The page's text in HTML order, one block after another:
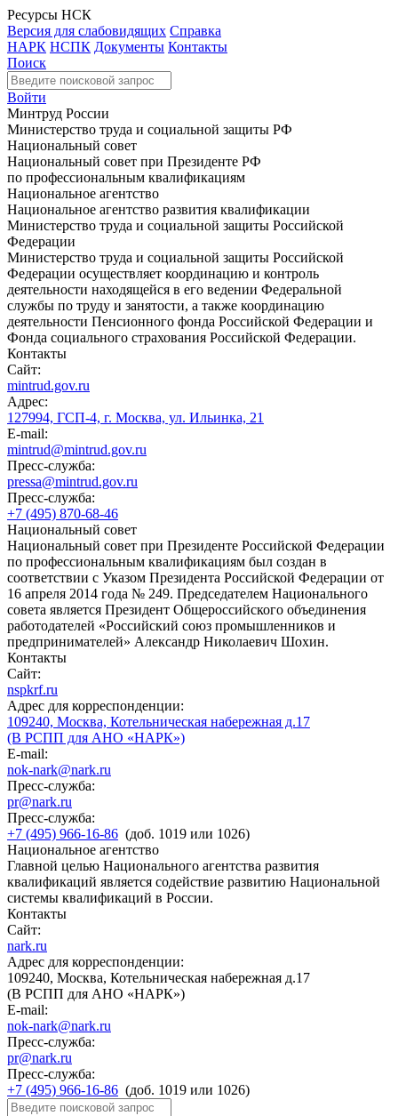
Ресурсы НСК
Версия для слабовидящих Справка
НАРК НСПК Документы Контакты
Поиск
Войти
Минтруд России
Министерство труда и социальной защиты РФ
Национальный совет
Национальный совет при Президенте РФ
по профессиональным квалификациям
Национальное агентство
Национальное агентство развития квалификации
Министерство труда и социальной защиты Российской
Федерации
Министерство труда и социальной защиты Российской
Федерации осуществляет координацию и контроль
деятельности находящейся в его ведении Федеральной
службы по труду и занятости, а также координацию
деятельности Пенсионного фонда Российской Федерации и
Фонда социального страхования Российской Федерации.
Контакты
Сайт:
mintrud.gov.ru
Адрес:
127994, ГСП-4, г. Москва, ул. Ильинка, 21
E-mail:
mintrud@mintrud.gov.ru
Пресс-служба:
pressa@mintrud.gov.ru
Пресс-служба:
+7 (495) 870-68-46
Национальный совет
Национальный совет при Президенте Российской Федерации
по профессиональным квалификациям был создан в
соответствии с Указом Президента Российской Федерации от
16 апреля 2014 года № 249. Председателем Национального
совета является Президент Общероссийского объединения
работодателей «Российский союз промышленников и
предпринимателей» Александр Николаевич Шохин.
Контакты
Сайт:
nspkrf.ru
Адрес для корреспонденции:
109240, Москва, Котельническая набережная д.17
(В РСПП для АНО «НАРК»)
E-mail:
nok-nark@nark.ru
Пресс-служба:
pr@nark.ru
Пресс-служба:
+7 (495) 966-16-86 (доб. 1019 или 1026)
Национальное агентство
Главной целью Национального агентства развития
квалификаций является содействие развитию Национальной
системы квалификаций в России.
Контакты
Сайт:
nark.ru
Адрес для корреспонденции:
109240, Москва, Котельническая набережная д.17
(В РСПП для АНО «НАРК»)
E-mail:
nok-nark@nark.ru
Пресс-служба:
pr@nark.ru
Пресс-служба:
+7 (495) 966-16-86 (доб. 1019 или 1026)